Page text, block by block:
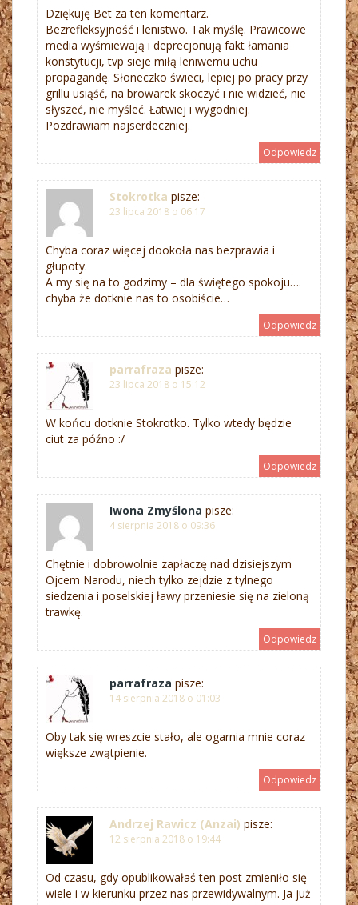
Dziękuję Bet za ten komentarz.
Bezrefleksyjność i lenistwo. Tak myślę. Prawicowe
media wyśmiewają i deprecjonują fakt łamania
konstytucji, tvp sieje miłą leniwemu uchu
propagandę. Słoneczko świeci, lepiej po pracy przy
grillu usiąść, na browarek skoczyć i nie widzieć, nie
słyszeć, nie myśleć. Łatwiej i wygodniej.
Pozdrawiam najserdeczniej.
Odpowiedz
Stokrotka pisze:
23 lipca 2018 o 06:17
Chyba coraz więcej dookoła nas bezprawia i
głupoty.
A my się na to godzimy – dla świętego spokoju….
chyba że dotknie nas to osobiście…
Odpowiedz
parrafraza pisze:
23 lipca 2018 o 15:12
W końcu dotknie Stokrotko. Tylko wtedy będzie
ciut za późno :/
Odpowiedz
Iwona Zmyślona pisze:
4 sierpnia 2018 o 09:36
Chętnie i dobrowolnie zapłaczę nad dzisiejszym
Ojcem Narodu, niech tylko zejdzie z tylnego
siedzenia i poselskiej ławy przeniesie się na zieloną
trawkę.
Odpowiedz
parrafraza pisze:
14 sierpnia 2018 o 01:03
Oby tak się wreszcie stało, ale ogarnia mnie coraz
większe zwątpienie.
Odpowiedz
Andrzej Rawicz (Anzai) pisze:
12 sierpnia 2018 o 19:44
Od czasu, gdy opublikowałaś ten post zmieniło się
wiele i w kierunku przez nas przewidywalnym. Ja już